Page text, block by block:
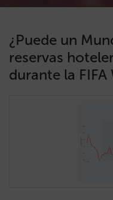
¿Puede un
reservas
durante la